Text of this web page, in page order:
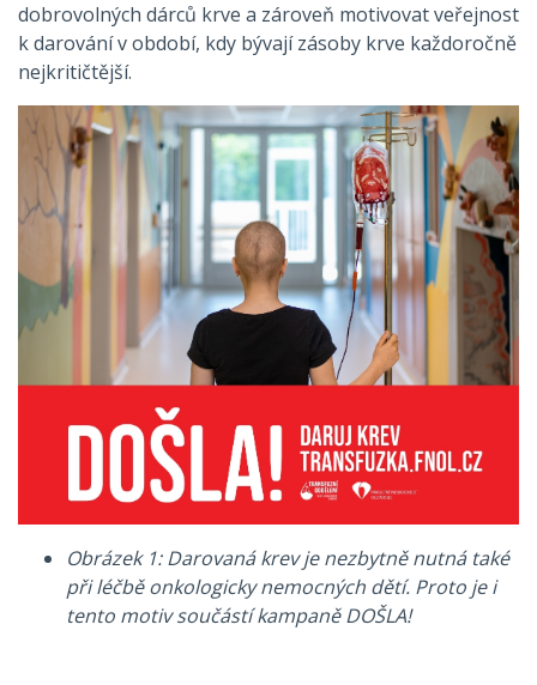
dobrovolných dárců krve a zároveň motivovat veřejnost
k darování v období, kdy bývají zásoby krve každoročně
nejkritičtější.
Obrázek 1: Darovaná krev je nezbytně nutná také
při léčbě onkologicky nemocných dětí. Proto je i
tento motiv součástí kampaně DOŠLA!